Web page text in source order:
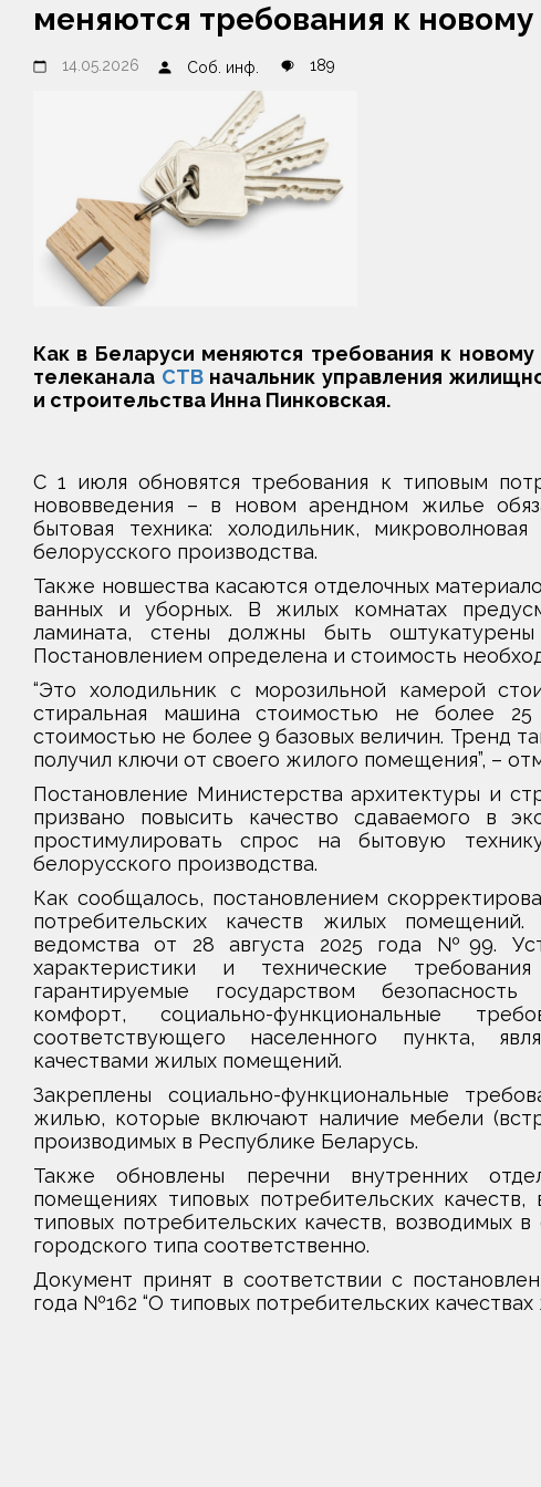
меняются требования к
14.05.2026 Соб. инф. 189
Как в Беларуси меняются требования к
телеканала СТВначальник управления
и строительства Инна Пинковская.
С 1 июля обновятся требования к типовым
нововведения – в новом арендном жилье
бытовая техника: холодильник,
белорусского производства.
Также новшества касаются отделочных
ванных и уборных. В жилых комнатах
ламината, стены должны быть
Постановлением определена и стоимость
“Это холодильник с морозильной камерой
стиральная машина стоимостью не более 25
стоимостью не более 9 базовых величин. Тренд
получил ключи от своего жилого помещения”, –
Постановление Министерства архитектуры и
призвано повысить качество сдаваемого в
простимулировать спрос на бытовую
белорусского производства.
Как сообщалось, постановлением
потребительских качеств жилых
ведомства от 28 августа 2025 года №99.
характеристики и технические
гарантируемые государством безопасность
комфорт, социально-функциональные
соответствующего населенного пункта,
качествами жилых помещений.
Закреплены социально-функциональные
жилью, которые включают наличие мебели
производимых в Республике Беларусь.
Также обновлены перечни внутренних
помещениях типовых потребительских
типовых потребительских качеств, возводимых
городского типа соответственно.
Документ принят в соответствии с
года №162 “О типовых потребительских